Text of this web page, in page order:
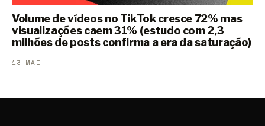
Volume de vídeos no TikTok cresce 72% mas
visualizações caem 31% (estudo com 2,3
milhões de posts confirma a era da saturação)
13 MAI